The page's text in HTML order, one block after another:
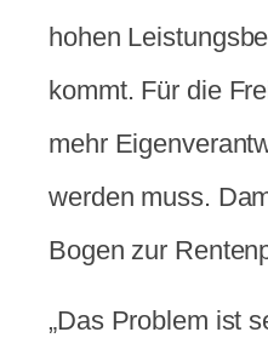
hohen
kommt. Für die
mehr
werden muss.
Bogen zur
„Das Problem ist